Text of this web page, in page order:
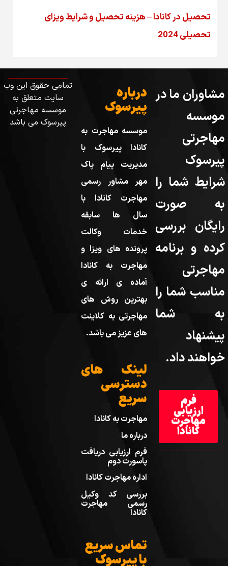
تحصیل در کانادا – هزینه‌ تحصیل و شرایط ویزای
تحصیلی 2024
مشاوران ما در
موسسه
مهاجرتی
پیرسوک
شرایط شما را
به صورت
رایگان بررسی
کرده و برنامه
مهاجرتی
مناسب شما را
به شما
پیشنهاد
خواهند داد.
فرم
ارزیابی
مهاجرت
کانادا
درباره
پیرسوک
موسسه مهاجرت به
کانادا پیرسوک با
مدیریت پیام پاک
مهر مشاور رسمی
مهاجرت کانادا با
سال ها سابقه
خدمات وکالت
پرونده های ویزا و
مهاجرت به کانادا
آماده ی ارائه ی
بهترین روش های
مهاجرتی به کلاینت
های عزیز می باشد.
لینک های
دسترسی
سریع
مهاجرت به کانادا
درباره ما
فرم ارزیابی دریافت
پاسورت دوم
اداره مهاجرت کانادا
بررسی کد وکیل
رسمی مهاجرت
کانادا
تماس سریع
با پیرسوک
تمامی حقوق این وب
سایت متعلق به
موسسه مهاجرتی
پیرسوک می باشد